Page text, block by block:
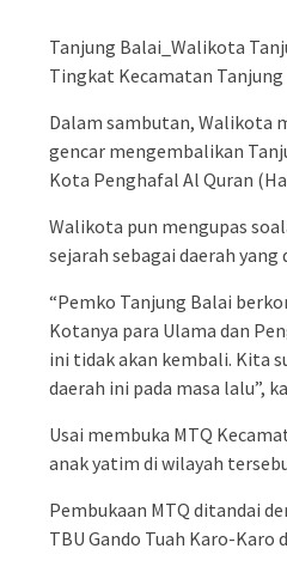
Tanjung Balai_Walikota
Tingkat Kecamatan
Dalam sambutan, Walikota
gencar mengembalikan
Kota Penghafal Al Quran
Walikota pun mengupas
sejarah sebagai daerah
“Pemko Tanjung Balai
Kotanya para Ulama dan
ini tidak akan kembali. Kita
daerah ini pada masa lalu”,
Usai membuka MTQ
anak yatim di wilayah
Pembukaan MTQ ditandai
TBU Gando Tuah Karo-Karo